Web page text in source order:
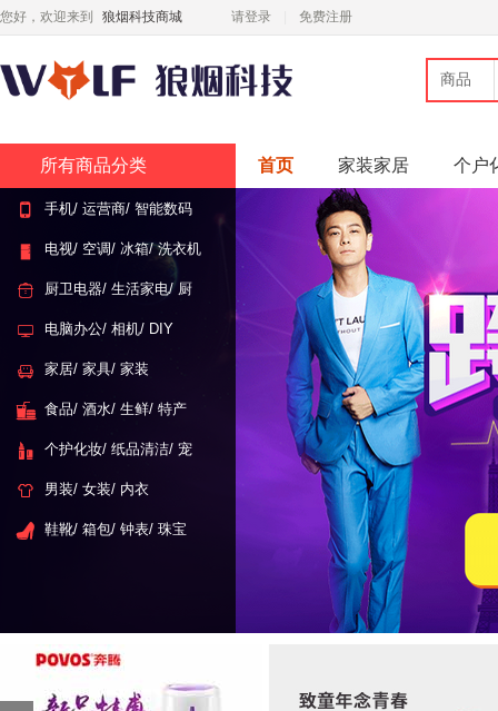
您好，欢迎来到 狼烟科技商城 请登录 免费注册
商品
所有商品分类
手机/ 运营商/ 智能数码
电视/ 空调/ 冰箱/ 洗衣机
厨卫电器/ 生活家电/ 厨
电脑办公/ 相机/ DIY
家居/ 家具/ 家装
食品/ 酒水/ 生鲜/ 特产
个护化妆/ 纸品清洁/ 宠
男装/ 女装/ 内衣
鞋靴/ 箱包/ 钟表/ 珠宝
首页 家装家居 个户